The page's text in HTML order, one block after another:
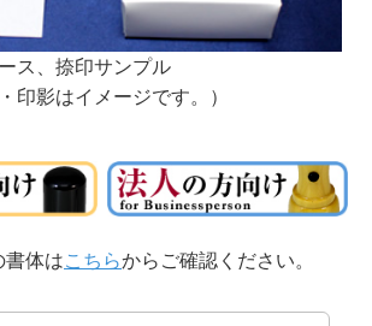
。
起源といわれています。
す。
ス、捺印サンプル
印影はイメージです。）
書体はこちらからご確認ください。